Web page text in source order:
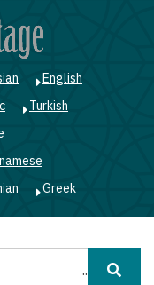
English
Turkish
Greek